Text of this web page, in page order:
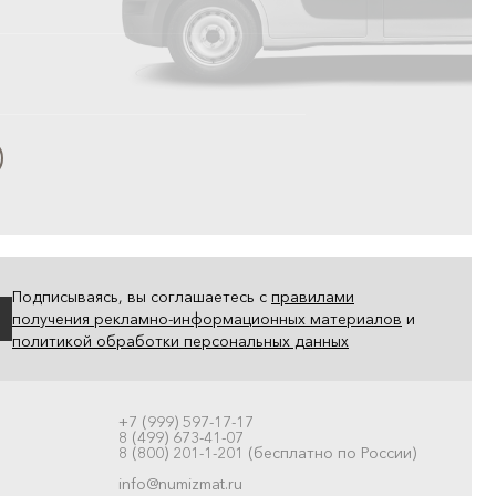
Подписываясь, вы соглашаетесь с правилами
получения рекламно-информационных материалов и
политикой обработки персональных данных
+7 (999) 597-17-17
8 (499) 673-41-07
8 (800) 201-1-201 (бесплатно по России)
info@numizmat.ru